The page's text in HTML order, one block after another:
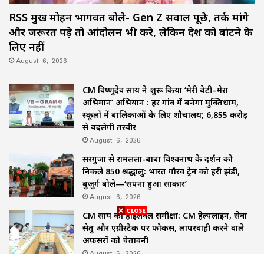
RSS प्रमुख मोहन भागवत बोले- Gen Z सवाल पूछे, तर्क मांगे
और जरूरत पड़े तो आंदोलन भी करे, लेकिन देश को बांटने के
लिए नहीं
August 6, 2026
CM विष्णुदेव साय ने शुरू किया ‘मेरी बेटी–मेरा
अभिमान’ अभियान : हर गांव में बनेगा मुक्तिधाम,
स्कूलों में बालिकाओं के लिए शौचालय; 6,855 करोड़
से बदलेगी तस्वीर
August 6, 2026
सरगुजा से रामलला-बाबा विश्वनाथ के दर्शन को
निकले 850 श्रद्धालु: भारत गौरव ट्रेन को हरी झंडी,
बुजुर्ग बोले—‘सपना हुआ साकार’
August 6, 2026
CM साय की हाईलेवल समीक्षा: CM हेल्पलाइन, सेवा
सेतु और एग्रीस्टैक पर फोकस, लापरवाही करने वाले
अफसरों को चेतावनी